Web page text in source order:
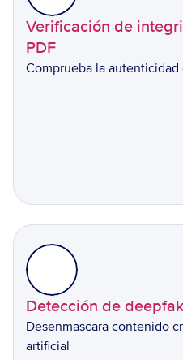
Verificación de
PDF
Comprueba la autenticidad
Detección de
Desenmascara contenido
artificial